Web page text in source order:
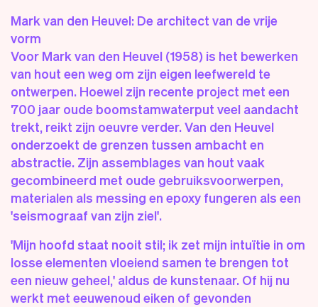
Mark van den Heuvel: De architect van de vrije
vorm
Voor Mark van den Heuvel (1958) is het bewerken
van hout een weg om zijn eigen leefwereld te
ontwerpen. Hoewel zijn recente project met een
700 jaar oude boomstamwaterput veel aandacht
trekt, reikt zijn oeuvre verder. Van den Heuvel
onderzoekt de grenzen tussen ambacht en
abstractie. Zijn assemblages van hout vaak
gecombineerd met oude gebruiksvoorwerpen,
materialen als messing en epoxy fungeren als een
'seismograaf van zijn ziel'.
'Mijn hoofd staat nooit stil; ik zet mijn intuïtie in om
losse elementen vloeiend samen te brengen tot
een nieuw geheel,' aldus de kunstenaar. Of hij nu
werkt met eeuwenoud eiken of gevonden